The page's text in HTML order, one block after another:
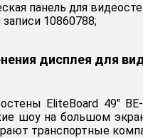
панель для
10860788;
дисплея для
EliteBoard 49"
шоу на большом
транспортные